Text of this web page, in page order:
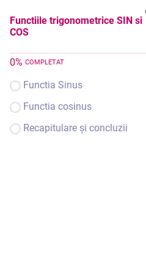
Functiile trigonometrice SIN si
COS
0% COMPLETAT
Functia Sinus
Functia cosinus
Recapitulare și concluzii
Functiile trigonometrice
Relatii